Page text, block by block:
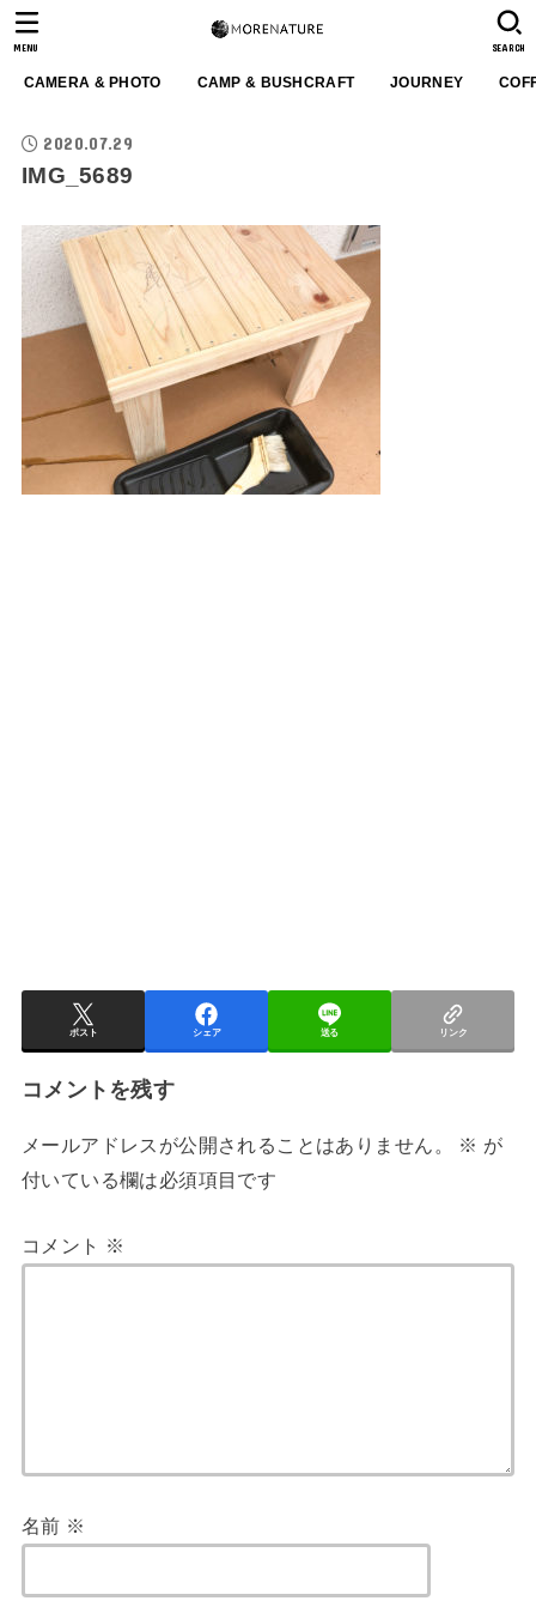
CAMERA & PHOTO CAMP & BUSHCRAFT JOURNEY
SEARCH
MENU
2020.07.29
IMG_5689
ポスト シェア 送る リンク
コメントを残す
メールアドレスが公開されることはありません。 ※ が
付いている欄は必須項目です
コメント ※
名前 ※